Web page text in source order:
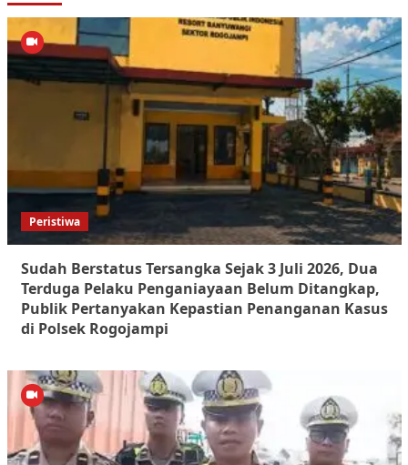
Peristiwa
Sudah Berstatus Tersangka Sejak 3 Juli 2026, Dua
Terduga Pelaku Penganiayaan Belum Ditangkap,
Publik Pertanyakan Kepastian Penanganan Kasus
di Polsek Rogojampi